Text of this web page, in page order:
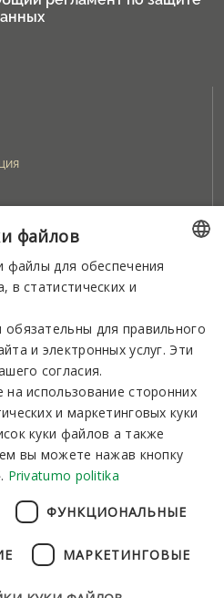
LITHUANIAN
ENGLISH
файлов
файлы для обеспечения
в статистических и
для правильного
и электронных услуг. Эти
согласия.
использование сторонних
и маркетинговых куки
куки файлов а также
вы можете нажав кнопку
Privatumo politika
МАРКЕТИНГОВЫЕ
ФУНКЦИОНАЛЬНЫЕ